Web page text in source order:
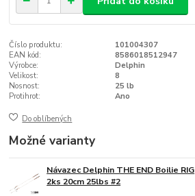
Číslo produktu:
101004307
EAN kód:
8586018512947
Výrobce:
Delphin
Velikost:
8
Nosnost:
25 lb
Protihrot:
Ano
Do oblíbených
Možné varianty
Návazec Delphin THE END Boilie RIG
2ks 20cm 25lbs #2